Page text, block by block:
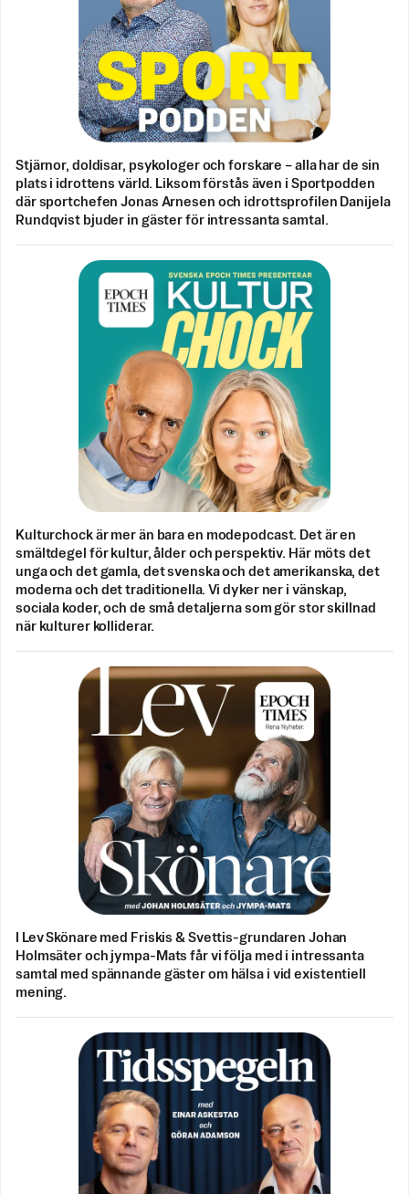
Stjärnor, doldisar, psykologer och forskare – alla har de sin
plats i idrottens värld. Liksom förstås även i Sportpodden
där sportchefen Jonas Arnesen och idrottsprofilen Danijela
Rundqvist bjuder in gäster för intressanta samtal.
Kulturchock är mer än bara en modepodcast. Det är en
smältdegel för kultur, ålder och perspektiv. Här möts det
unga och det gamla, det svenska och det amerikanska, det
moderna och det traditionella. Vi dyker ner i vänskap,
sociala koder, och de små detaljerna som gör stor skillnad
när kulturer kolliderar.
I Lev Skönare med Friskis & Svettis-grundaren Johan
Holmsäter och jympa-Mats får vi följa med i intressanta
samtal med spännande gäster om hälsa i vid existentiell
mening.